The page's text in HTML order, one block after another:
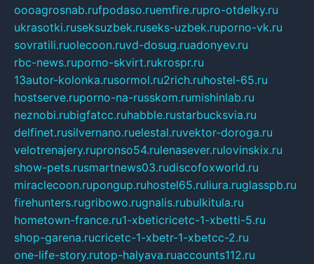
oooagrosnab.rufpodaso.ruemfire.rupro-otdelky.ru
ukrasotki.ruseksuzbek.ruseks-uzbek.ruporno-vk.ru
sovratili.ruolecoon.ruvd-dosug.ruadonyev.ru
rbc-news.ruporno-skvirt.rukrospr.ru
13autor-kolonka.rusormol.ru2rich.ruhostel-65.ru
hostserve.ruporno-na-russkom.rumishinlab.ru
neznobi.rubigfatcc.ruhabble.rustarbucksvia.ru
delfinet.rusilvernano.ruelestal.ruvektor-doroga.ru
velotrenajery.rupronso54.rulenasever.rulovinskix.ru
show-pets.rusmartnews03.rudiscofoxworld.ru
miraclecoon.rupongup.ruhostel65.ruliura.ruglasspb.ru
firehunters.rugribowo.rugnalis.rubulkitula.ru
hometown-france.ru1-xbeticricetc-1-xbetti-5.ru
shop-garena.rucricetc-1-xbetr-1-xbetcc-2.ru
one-life-story.rutop-halyava.ruaccounts112.ru